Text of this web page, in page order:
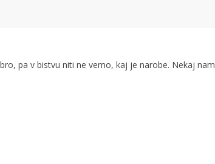
pa v bistvu niti ne vemo, kaj je narobe. Nekaj nam